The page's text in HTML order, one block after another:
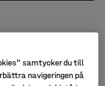
samtycker du till
navigeringen på